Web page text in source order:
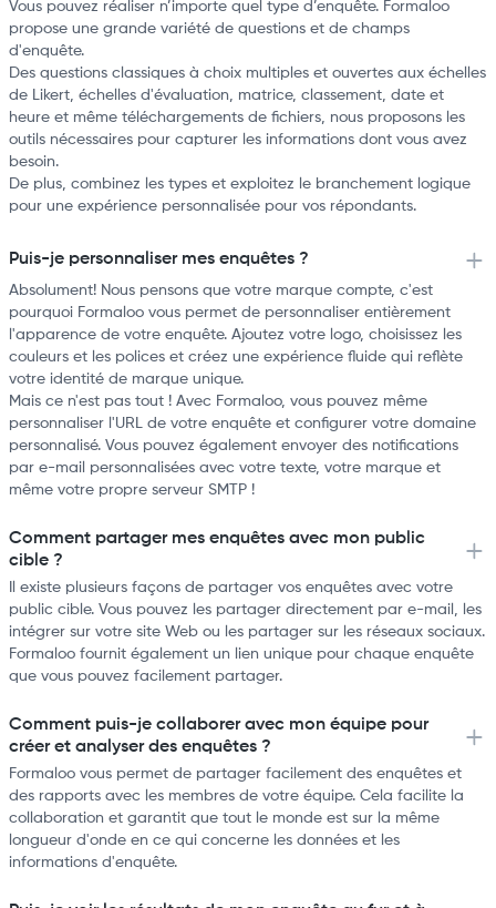
Vous pouvez réaliser n’importe quel type d’enquête. Formaloo
propose une grande variété de questions et de champs
d'enquête.
Des questions classiques à choix multiples et ouvertes aux échelles
de Likert, échelles d'évaluation, matrice, classement, date et
heure et même téléchargements de fichiers, nous proposons les
outils nécessaires pour capturer les informations dont vous avez
besoin.
De plus, combinez les types et exploitez le branchement logique
pour une expérience personnalisée pour vos répondants.
Puis-je personnaliser mes enquêtes ?
Absolument! Nous pensons que votre marque compte, c'est
pourquoi Formaloo vous permet de personnaliser entièrement
l'apparence de votre enquête. Ajoutez votre logo, choisissez les
couleurs et les polices et créez une expérience fluide qui reflète
votre identité de marque unique.
Mais ce n'est pas tout ! Avec Formaloo, vous pouvez même
personnaliser l'URL de votre enquête et configurer votre domaine
personnalisé. Vous pouvez également envoyer des notifications
par e-mail personnalisées avec votre texte, votre marque et
même votre propre serveur SMTP !
Comment partager mes enquêtes avec mon public
cible ?
Il existe plusieurs façons de partager vos enquêtes avec votre
public cible. Vous pouvez les partager directement par e-mail, les
intégrer sur votre site Web ou les partager sur les réseaux sociaux.
Formaloo fournit également un lien unique pour chaque enquête
que vous pouvez facilement partager.
Comment puis-je collaborer avec mon équipe pour
créer et analyser des enquêtes ?
Formaloo vous permet de partager facilement des enquêtes et
des rapports avec les membres de votre équipe. Cela facilite la
collaboration et garantit que tout le monde est sur la même
longueur d'onde en ce qui concerne les données et les
informations d'enquête.